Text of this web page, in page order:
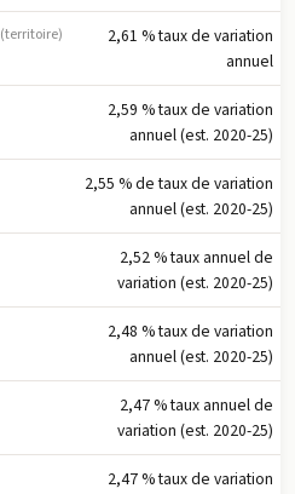
(territoire)
2,61 % taux de variation
annuel
2,59 % taux de variation
annuel (est. 2020-25)
2,55 % de taux de variation
annuel (est. 2020-25)
2,52 % taux annuel de
variation (est. 2020-25)
2,48 % taux de variation
annuel (est. 2020-25)
2,47 % taux annuel de
variation (est. 2020-25)
2,47 % taux de variation